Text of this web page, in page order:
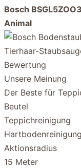
Bosch
Animal
Bewertung
Unsere Meinung
Der Beste für
Beutel
Teppichreinigung
Hartbodenreinigung
Aktionsradius
15 Meter